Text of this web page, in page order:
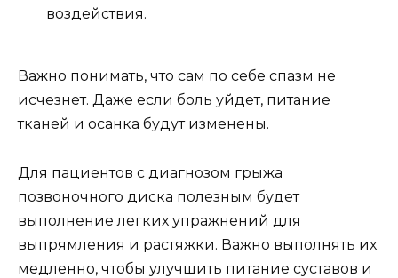
воздействия.
Важно понимать, что сам по себе спазм не
исчезнет. Даже если боль уйдет, питание
тканей и осанка будут изменены.
Для пациентов с диагнозом грыжа
позвоночного диска полезным будет
выполнение легких упражнений для
выпрямления и растяжки. Важно выполнять их
медленно, чтобы улучшить питание суставов и